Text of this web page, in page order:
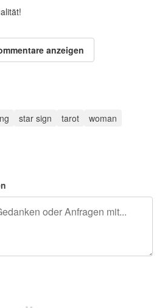
anzeigen
star sign tarot woman